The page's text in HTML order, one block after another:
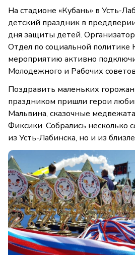
На стадионе «Кубань» в Усть-
детский праздник в
дня защиты детей.
Отдел по социальной политике
мероприятию активно
Молодежного и Рабочих
Поздравить маленьких
праздником пришли герои
Мальвина, сказочные
Фиксики. Собрались несколько
из Усть-Лабинска, но и из